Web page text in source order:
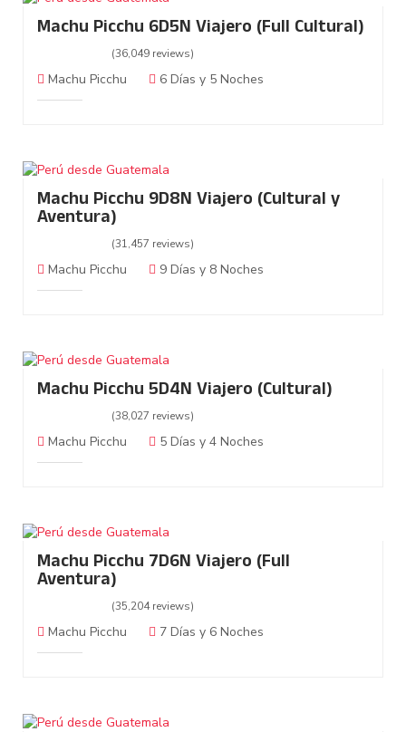
Machu Picchu 6D5N Viajero (Full Cultural)
(36,049 reviews)
Machu Picchu 6 Días y 5 Noches
Machu Picchu 9D8N Viajero (Cultural y
Aventura)
(31,457 reviews)
Machu Picchu 9 Días y 8 Noches
Machu Picchu 5D4N Viajero (Cultural)
(38,027 reviews)
Machu Picchu 5 Días y 4 Noches
Machu Picchu 7D6N Viajero (Full
Aventura)
(35,204 reviews)
Machu Picchu 7 Días y 6 Noches